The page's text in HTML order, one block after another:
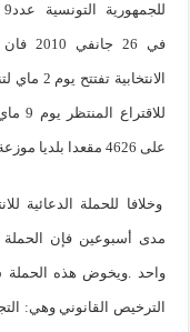
في 26 جانفي
على 4626 مقعدا بلديا موزعة على 264 بلدية في كامل تراب الجمهورية.
وخلافا للحملة الدعائية
مدى أسبوعين فإن الحملة
واحد .ويخوض هذه
الترخيص القانوني وهي: